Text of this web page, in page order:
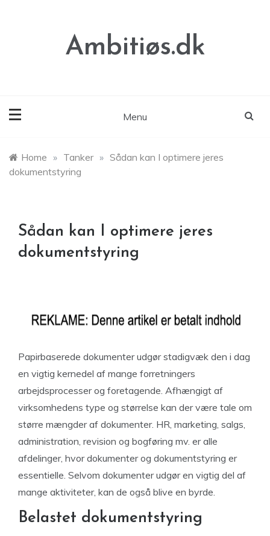
Ambitiøs.dk
Menu
Home » Tanker » Sådan kan I optimere jeres
dokumentstyring
Sådan kan I optimere jeres
dokumentstyring
Papirbaserede dokumenter udgør stadigvæk den i dag
en vigtig kernedel af mange forretningers
arbejdsprocesser og foretagende. Afhængigt af
virksomhedens type og størrelse kan der være tale om
større mængder af dokumenter. HR, marketing, salgs,
administration, revision og bogføring mv. er alle
afdelinger, hvor dokumenter og dokumentstyring er
essentielle. Selvom dokumenter udgør en vigtig del af
mange aktiviteter, kan de også blive en byrde.
Belastet dokumentstyring